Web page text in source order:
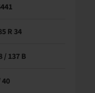
R 34
/ 137 B
40